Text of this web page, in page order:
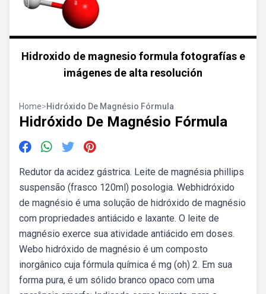
Hidroxido de magnesio formula fotografías e
imágenes de alta resolución
Home>Hidróxido De Magnésio Fórmula
Hidróxido De Magnésio Fórmula
Redutor da acidez gástrica. Leite de magnésia phillips
suspensão (frasco 120ml) posologia. Webhidróxido
de magnésio é uma solução de hidróxido de magnésio
com propriedades antiácido e laxante. O leite de
magnésio exerce sua atividade antiácido em doses.
Webo hidróxido de magnésio é um composto
inorgânico cuja fórmula química é mg (oh) 2. Em sua
forma pura, é um sólido branco opaco com uma